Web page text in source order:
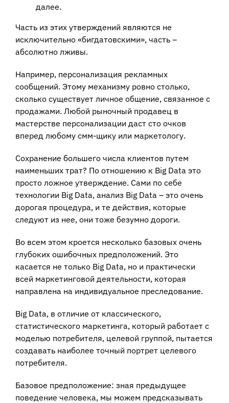
далее.
Часть из этих утверждений являются не
исключительно «бигдатовскими», часть –
абсолютно лживы.
Например, персонализация рекламных
сообщений. Этому механизму ровно столько,
сколько существует личное общение, связанное с
продажами. Любой рыночный продавец в
мастерстве персонализации даст сто очков
вперед любому смм-щику или маркетологу.
Сохранение большего числа клиентов путем
наименьших трат? По отношению к Big Data это
просто ложное утверждение. Сами по себе
технологии Big Data, анализ Big Data – это очень
дорогая процедура, и те действия, которые
следуют из нее, они тоже безумно дороги.
Во всем этом кроется несколько базовых очень
глубоких ошибочных предположений. Это
касается не только Big Data, но и практически
всей маркетинговой деятельности, которая
направлена на индивидуальное преследование.
Big Data, в отличие от классического,
статистического маркетинга, который работает с
моделью потребителя, целевой группой, пытается
создавать наиболее точный портрет целевого
потребителя.
Базовое предположение: зная предыдущее
поведение человека, мы можем предсказывать